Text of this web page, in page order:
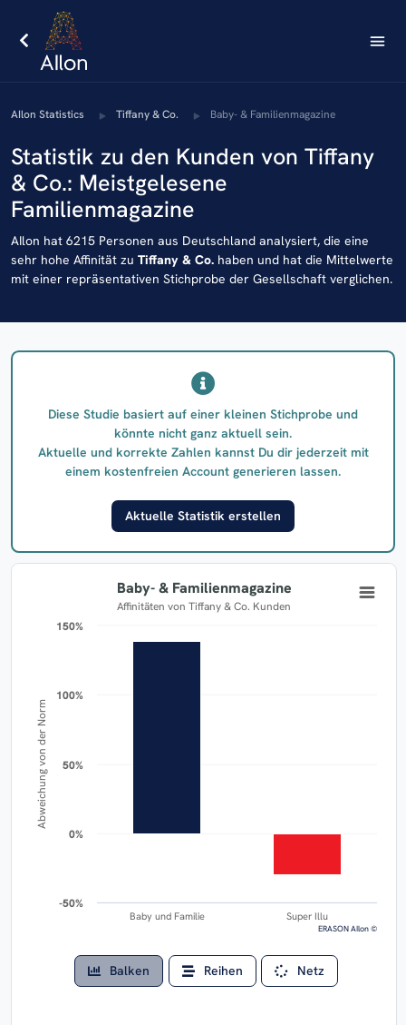
AIlon Statistics Tiffany & Co. Baby- & Familienmagazine
Statistik zu den Kunden von Tiffany
& Co.: Meistgelesene
Familienmagazine
AIlon hat 6215 Personen aus Deutschland analysiert, die eine
sehr hohe Affinität zu Tiffany & Co. haben und hat die Mittelwerte
mit einer repräsentativen Stichprobe der Gesellschaft verglichen.
Diese Studie basiert auf einer kleinen Stichprobe und
könnte nicht ganz aktuell sein.
Aktuelle und korrekte Zahlen kannst Du dir jederzeit mit
einem kostenfreien Account generieren lassen.
Aktuelle Statistik erstellen
Abweichung von der Norm
Baby- & Familienmagazine
Affinitäten von Tiffany & Co. Kunden
Baby und Familie Super Illu
-50%
-50%
0%
0%
50%
50%
100%
100%
150%
150%
ERASON AIlon ©
Balken Reihen Netz